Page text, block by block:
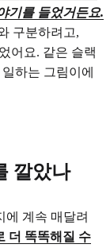
기를 들었거든요.
구분하려고,
어요. 같은 슬랙
하는 그림이에
깔았나
에 계속 매달려
더 똑똑해질 수